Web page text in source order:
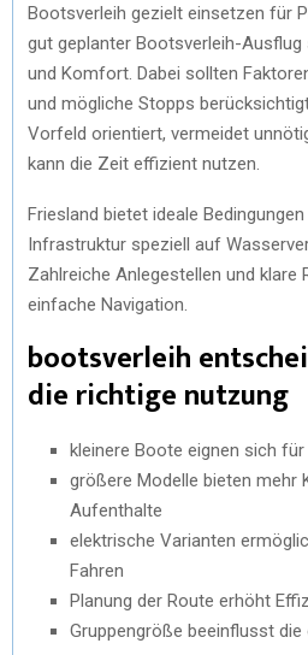
Bootsverleih gezielt einsetzen für
gut geplanter Bootsverleih-
und Komfort. Dabei sollten
und mögliche Stopps
Vorfeld orientiert, vermeidet
kann die Zeit effizient nutzen.
Friesland bietet ideale
Infrastruktur speziell auf
Zahlreiche Anlegestellen und klare
einfache Navigation.
bootsverleih
die richtige nutzung
kleinere Boote eignen sich
größere Modelle bieten mehr
Aufenthalte
elektrische Varianten
Fahren
Planung der Route erhöht
Gruppengröße beeinflusst